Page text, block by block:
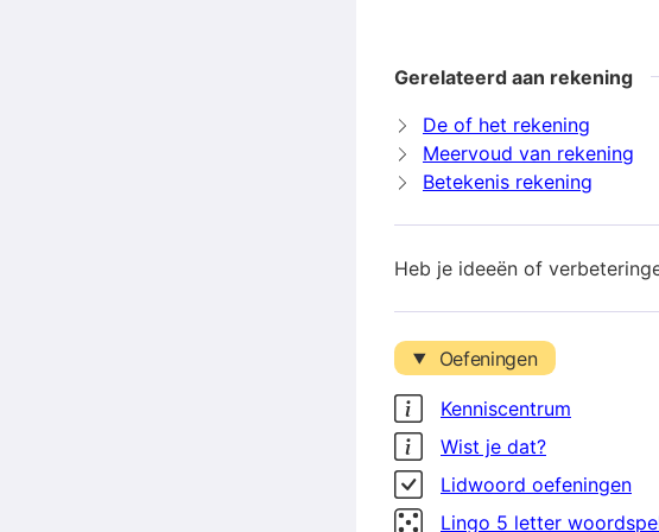
Gerelateerd aan rekening
De of het rekening
Meervoud van rekening
Betekenis rekening
Heb je ideeën of
Oefeningen
Kenniscentrum
Wist je dat?
Lidwoord oefeningen
Lingo 5 letter